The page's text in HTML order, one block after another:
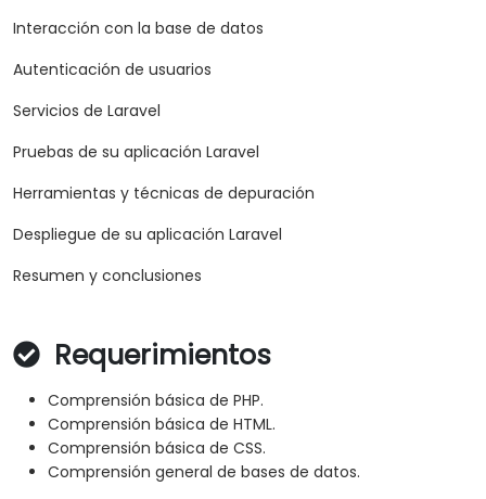
Interacción con la base de datos
Autenticación de usuarios
Servicios de Laravel
Pruebas de su aplicación Laravel
Herramientas y técnicas de depuración
Despliegue de su aplicación Laravel
Resumen y conclusiones
Requerimientos
Comprensión básica de PHP.
Comprensión básica de HTML.
Comprensión básica de CSS.
Comprensión general de bases de datos.